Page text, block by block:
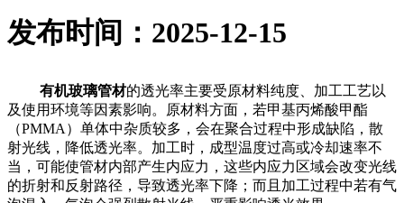
发布时间：2025-12-15
有机玻璃管材的透光率主要受原材料纯度、加工工艺以
及使用环境等因素影响。原材料方面，若甲基丙烯酸甲酯
（PMMA）单体中杂质较多，会在聚合过程中形成缺陷，散
射光线，降低透光率。加工时，成型温度过高或冷却速率不
当，可能使管材内部产生内应力，这些内应力区域会改变光线
的折射和反射路径，导致透光率下降；而且加工过程中若有气